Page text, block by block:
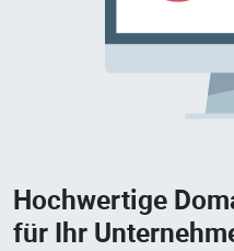
Hochwertige
für Ihr